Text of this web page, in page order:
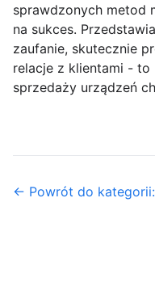
sprawdzonych metod
na sukces.
zaufanie, skutecznie
relacje z klientami -
sprzedaży urządzeń
← Powrót do kategorii: